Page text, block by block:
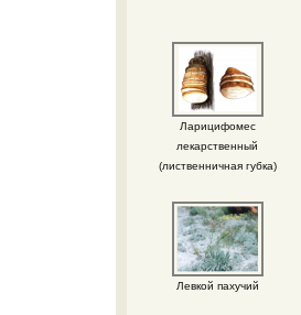
Ларицифомес
лекарственный
(лиственничная губка)
Левкой пахучий